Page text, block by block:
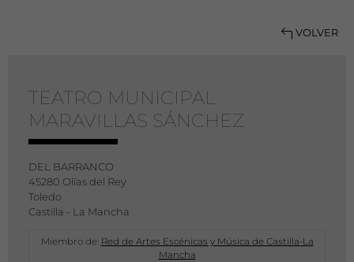
VOLVER
TEATRO MUNICIPAL
MARAVILLAS SÁNCHEZ
DEL BARRANCO
45280 Olías del Rey
Toledo
Castilla - La Mancha
Miembro de: Red de Artes Escénicas y Música de Castilla-La
Mancha